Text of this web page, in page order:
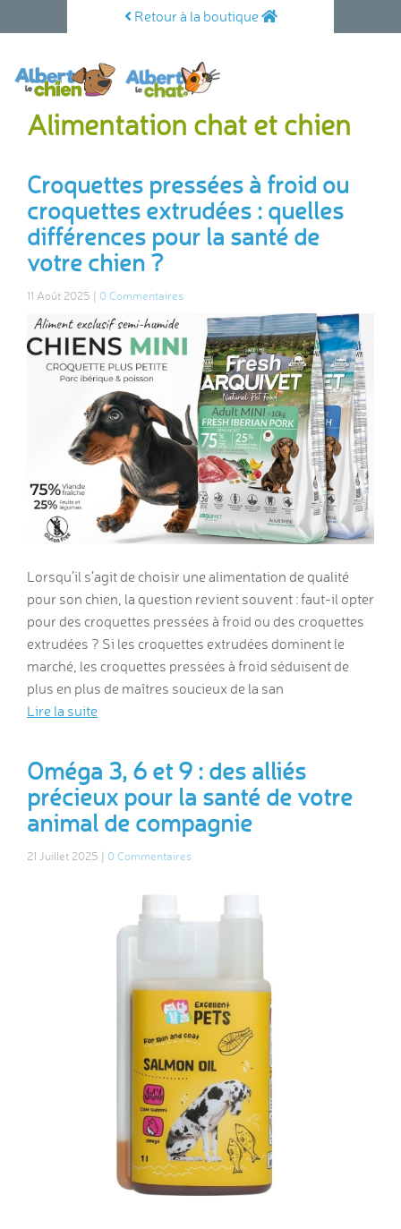
Retour à la boutique
Alimentation chat et chien
Croquettes pressées à froid ou
croquettes extrudées : quelles
différences pour la santé de
votre chien ?
11 Août 2025 | 0 Commentaires
Lorsqu’il s’agit de choisir une alimentation de qualité
pour son chien, la question revient souvent : faut-il opter
pour des croquettes pressées à froid ou des croquettes
extrudées ? Si les croquettes extrudées dominent le
marché, les croquettes pressées à froid séduisent de
plus en plus de maîtres soucieux de la san
Lire la suite
Oméga 3, 6 et 9 : des alliés
précieux pour la santé de votre
animal de compagnie
21 Juillet 2025 | 0 Commentaires